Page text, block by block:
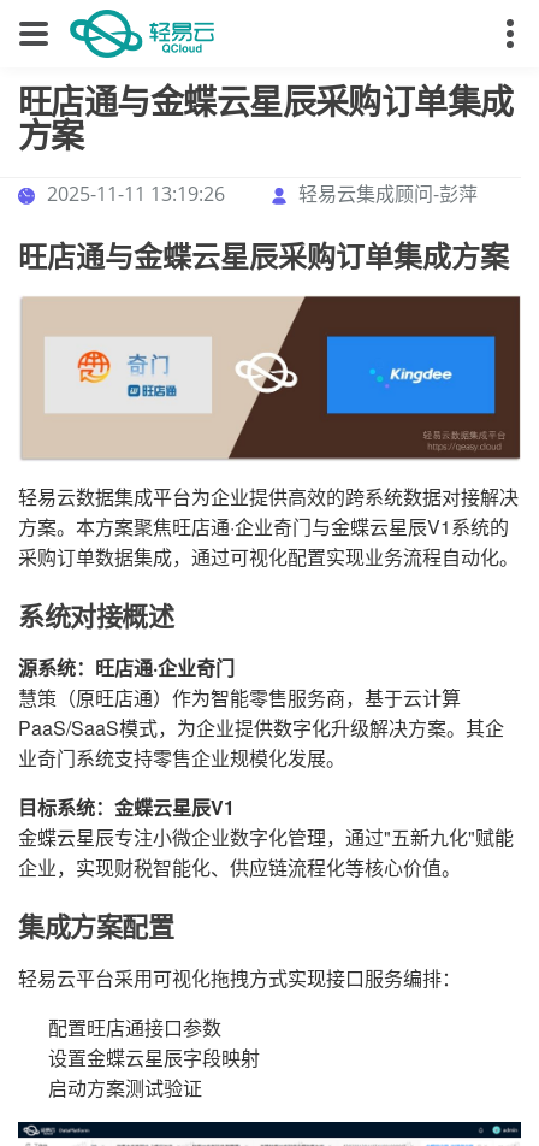
旺店通与金蝶云星辰采购订单集成
方案
2025-11-11 13:19:26 轻易云集成顾问-彭萍
旺店通与金蝶云星辰采购订单集成方案
轻易云数据集成平台为企业提供高效的跨系统数据对接解决
方案。本方案聚焦旺店通·企业奇门与金蝶云星辰V1系统的
采购订单数据集成，通过可视化配置实现业务流程自动化。
系统对接概述
源系统：旺店通·企业奇门
慧策（原旺店通）作为智能零售服务商，基于云计算
PaaS/SaaS模式，为企业提供数字化升级解决方案。其企
业奇门系统支持零售企业规模化发展。
目标系统：金蝶云星辰V1
金蝶云星辰专注小微企业数字化管理，通过"五新九化"赋能
企业，实现财税智能化、供应链流程化等核心价值。
集成方案配置
轻易云平台采用可视化拖拽方式实现接口服务编排：
配置旺店通接口参数
设置金蝶云星辰字段映射
启动方案测试验证